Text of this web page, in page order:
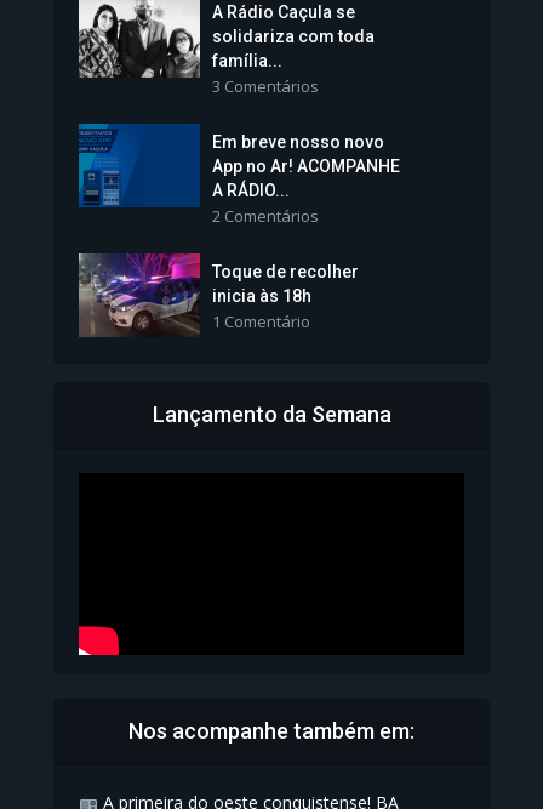
Vice-Prefeita Sheila Lemos
tomará posse nesta...
1.101 Modos de exibição
Bahia inicia emissão da
A Rádio Caçula se
solidariza com toda
família...
3 Comentários
Em breve nosso novo
App no Ar! ACOMPANHE
A RÁDIO...
2 Comentários
Toque de recolher
inicia às 18h
1 Comentário
Lançamento da Semana
Nos acompanhe também em:
A primeira do oeste conquistense! BA